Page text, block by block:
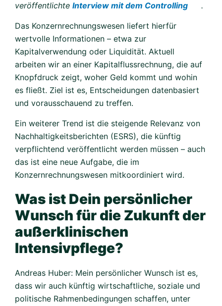
veröffentlichte Interview mit dem Controlling .
Das Konzernrechnungswesen liefert hierfür
wertvolle Informationen – etwa zur
Kapitalverwendung oder Liquidität. Aktuell
arbeiten wir an einer Kapitalflussrechnung, die auf
Knopfdruck zeigt, woher Geld kommt und wohin
es fließt. Ziel ist es, Entscheidungen datenbasiert
und vorausschauend zu treffen.
Ein weiterer Trend ist die steigende Relevanz von
Nachhaltigkeitsberichten (ESRS), die künftig
verpflichtend veröffentlicht werden müssen – auch
das ist eine neue Aufgabe, die im
Konzernrechnungswesen mitkoordiniert wird.
Was ist Dein persönlicher
Wunsch für die Zukunft der
außerklinischen
Intensivpflege?
Andreas Huber: Mein persönlicher Wunsch ist es,
dass wir auch künftig wirtschaftliche, soziale und
politische Rahmenbedingungen schaffen, unter